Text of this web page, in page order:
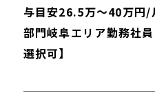
与目安26.5万～40万円/
部門岐阜エリア勤務社
選択可】